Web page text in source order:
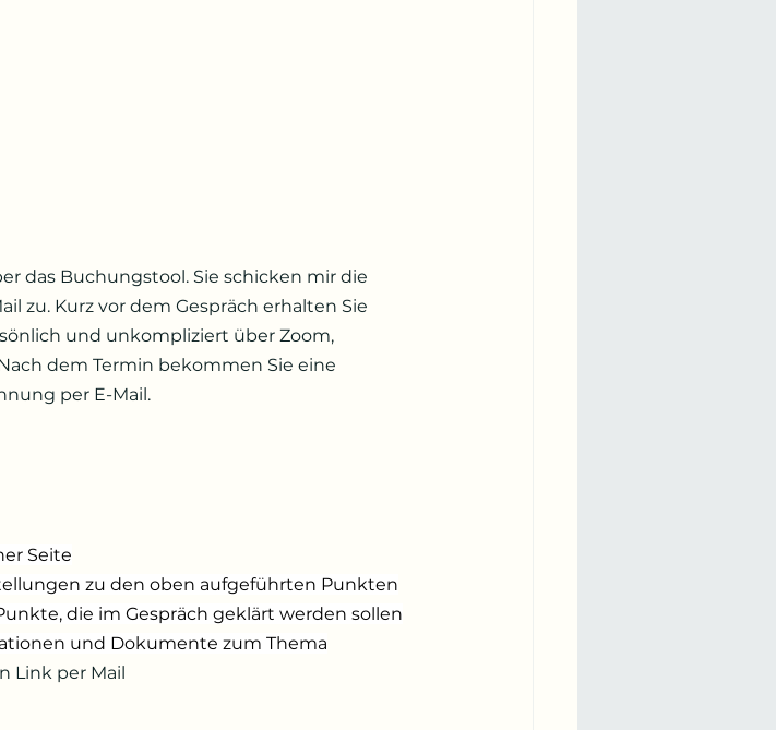
das Buchungstool. Sie schicken mir die
zu. Kurz vor dem Gespräch erhalten Sie
und unkompliziert über Zoom,
dem Termin bekommen Sie eine
per E-Mail.
Seite
zu den oben aufgeführten Punkten
die im Gespräch geklärt werden sollen
und Dokumente zum Thema
Link per Mail